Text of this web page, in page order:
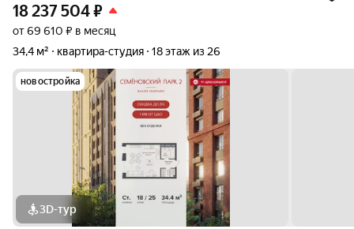
18 237 504₽
от 69 610 ₽ в месяц
34,4 м²
квартира-студия 18 этаж из 26
новостройка
3D-тур